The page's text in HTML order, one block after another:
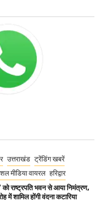
उत्तराखंड ट्रेंडिंग खबरें
मीडिया वायरल हरिद्वार
को राष्ट्रपति भवन से आया निमंत्रण,
में शामिल होंगी वंदना कटारिया